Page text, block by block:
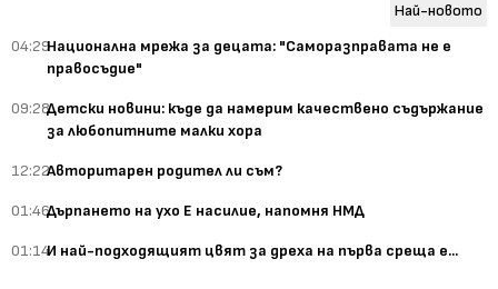
Най-новото
04:29Национална мрежа за децата: "Саморазправата не е
правосъдие"
09:28Детски новини: къде да намерим качествено съдържание
за любопитните малки хора
12:22Авторитарен родител ли съм?
01:46Дърпането на ухо Е насилие, напомня НМД
01:14И най-подходящият цвят за дреха на първа среща е...